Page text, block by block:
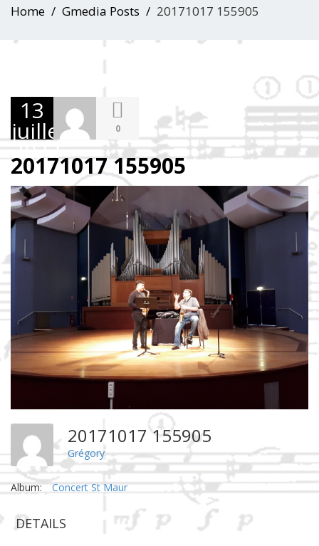
Home Gmedia Posts 20171017 155905
13
juillet
2023
0
20171017 155905
20171017 155905
Grégory
Album: Concert St Maur
DETAILS